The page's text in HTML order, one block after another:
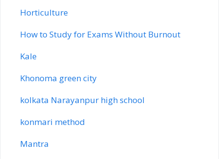
Horticulture
How to Study for Exams Without Burnout
Kale
Khonoma green city
kolkata Narayanpur high school
konmari method
Mantra